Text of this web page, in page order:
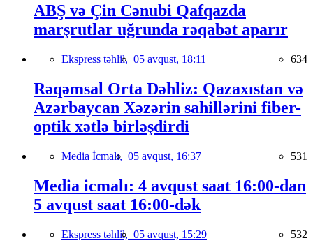
ABŞ və Çin Cənubi Qafqazda
marşrutlar uğrunda rəqabət aparır
Ekspress təhlil, 05 avqust, 18:11 634
Rəqəmsal Orta Dəhliz: Qazaxıstan və
Azərbaycan Xəzərin sahillərini fiber-
optik xətlə birləşdirdi
Media İcmalı, 05 avqust, 16:37 531
Media icmalı: 4 avqust saat 16:00-dan
5 avqust saat 16:00-dək
Ekspress təhlil, 05 avqust, 15:29 532